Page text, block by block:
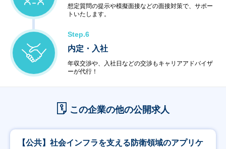
想定質問の提示や模擬面接などの面接対策で、サポー
トいたします。
Step.6
内定・入社
年収交渉や、入社日などの交渉もキャリアアドバイザ
ーが代行！
この企業の他の公開求人
【公共】社会インフラを支える防衛領域のアプリケ